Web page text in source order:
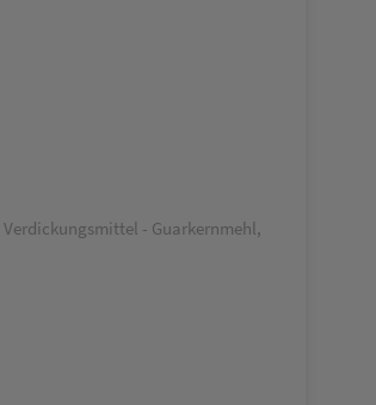
- Guarkernmehl,